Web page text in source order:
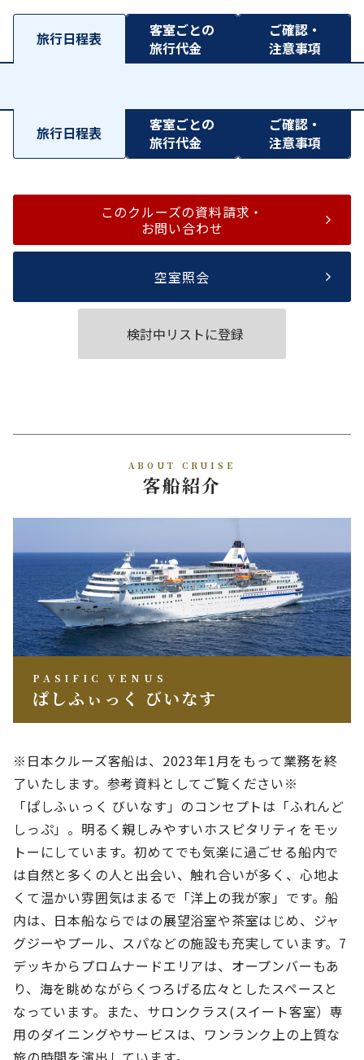
旅行日程表
客室ごとの
旅行代金
ご確認・
注意事項
旅行日程表
客室ごとの
旅行代金
ご確認・
注意事項
このクルーズの資料請求・
お問い合わせ
空室照会
検討中リストに登録
ABOUT CRUISE
客船紹介
PASIFIC VENUS
ぱしふぃっく びいなす
※日本クルーズ客船は、2023年1月をもって業務を終
了いたします。参考資料としてご覧ください※
「ぱしふぃっく びいなす」のコンセプトは「ふれんど
しっぷ」。明るく親しみやすいホスピタリティをモッ
トーにしています。初めてでも気楽に過ごせる船内で
は自然と多くの人と出会い、触れ合いが多く、心地よ
くて温かい雰囲気はまるで「洋上の我が家」です。船
内は、日本船ならではの展望浴室や茶室はじめ、ジャ
グジーやプール、スパなどの施設も充実しています。7
デッキからプロムナードエリアは、オープンバーもあ
り、海を眺めながらくつろげる広々としたスペースと
なっています。また、サロンクラス(スイート客室）専
用のダイニングやサービスは、ワンランク上の上質な